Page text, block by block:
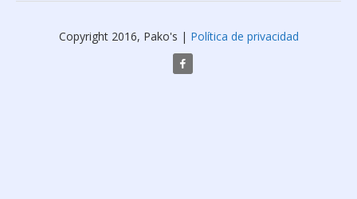
Copyright 2016, Pako's | Política de privacidad